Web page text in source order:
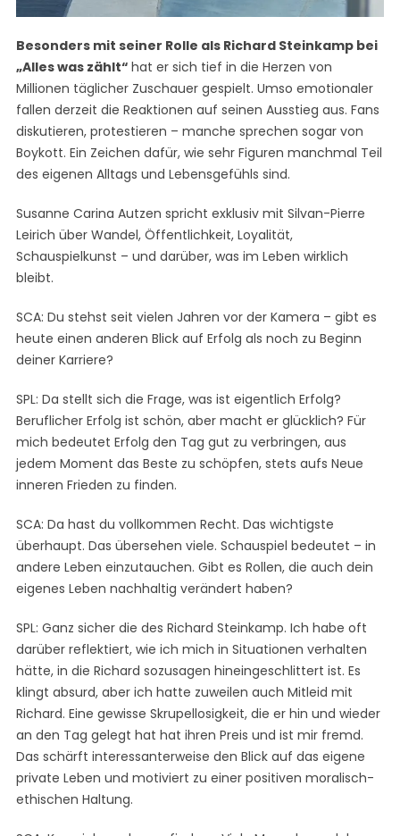
Besonders mit seiner Rolle als Richard Steinkamp bei
„Alles was zählt“ hat er sich tief in die Herzen von
Millionen täglicher Zuschauer gespielt. Umso emotionaler
fallen derzeit die Reaktionen auf seinen Ausstieg aus. Fans
diskutieren, protestieren – manche sprechen sogar von
Boykott. Ein Zeichen dafür, wie sehr Figuren manchmal Teil
des eigenen Alltags und Lebensgefühls sind.
Susanne Carina Autzen spricht exklusiv mit Silvan-Pierre
Leirich über Wandel, Öffentlichkeit, Loyalität,
Schauspielkunst – und darüber, was im Leben wirklich
bleibt.
SCA: Du stehst seit vielen Jahren vor der Kamera – gibt es
heute einen anderen Blick auf Erfolg als noch zu Beginn
deiner Karriere?
SPL: Da stellt sich die Frage, was ist eigentlich Erfolg?
Beruflicher Erfolg ist schön, aber macht er glücklich? Für
mich bedeutet Erfolg den Tag gut zu verbringen, aus
jedem Moment das Beste zu schöpfen, stets aufs Neue
inneren Frieden zu finden.
SCA: Da hast du vollkommen Recht. Das wichtigste
überhaupt. Das übersehen viele. Schauspiel bedeutet – in
andere Leben einzutauchen. Gibt es Rollen, die auch dein
eigenes Leben nachhaltig verändert haben?
SPL: Ganz sicher die des Richard Steinkamp. Ich habe oft
darüber reflektiert, wie ich mich in Situationen verhalten
hätte, in die Richard sozusagen hineingeschlittert ist. Es
klingt absurd, aber ich hatte zuweilen auch Mitleid mit
Richard. Eine gewisse Skrupellosigkeit, die er hin und wieder
an den Tag gelegt hat hat ihren Preis und ist mir fremd.
Das schärft interessanterweise den Blick auf das eigene
private Leben und motiviert zu einer positiven moralisch-
ethischen Haltung.